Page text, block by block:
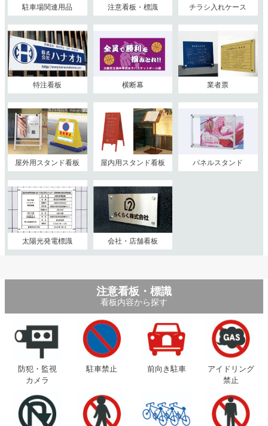
駐車場関連用品 注意看板・標識 チラシ入れケース
特注看板 横断幕 業者票
屋外用スタンド看板 屋内用スタンド看板 パネルスタンド
太陽光発電標識 会社・店舗看板
注意看板・標識
看板内容から探す
防犯・監視
カメラ
駐車禁止 前向き駐車
アイドリング
禁止